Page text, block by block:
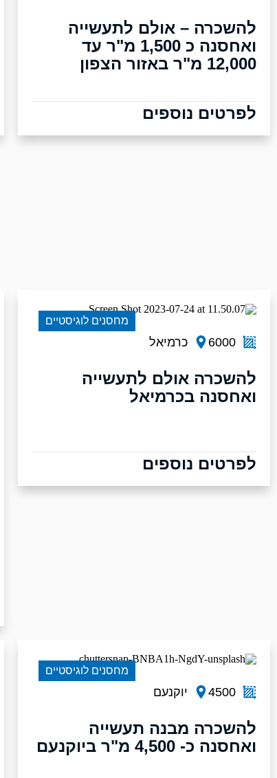
להשכרה – אולם לתעשייה
ואחסנה כ 1,500 מ"ר עד
12,000 מ"ר באזור הצפון
לפרטים נוספים
6000 כרמיאל
להשכרה אולם לתעשייה
ואחסנה בכרמיאל
לפרטים נוספים
מחסנים לוגיסטיים
4500 יוקנעם
להשכרה מבנה תעשייה
ואחסנה כ- 4,500 מ"ר ביוקנעם
מחסנים לוגיסטיים